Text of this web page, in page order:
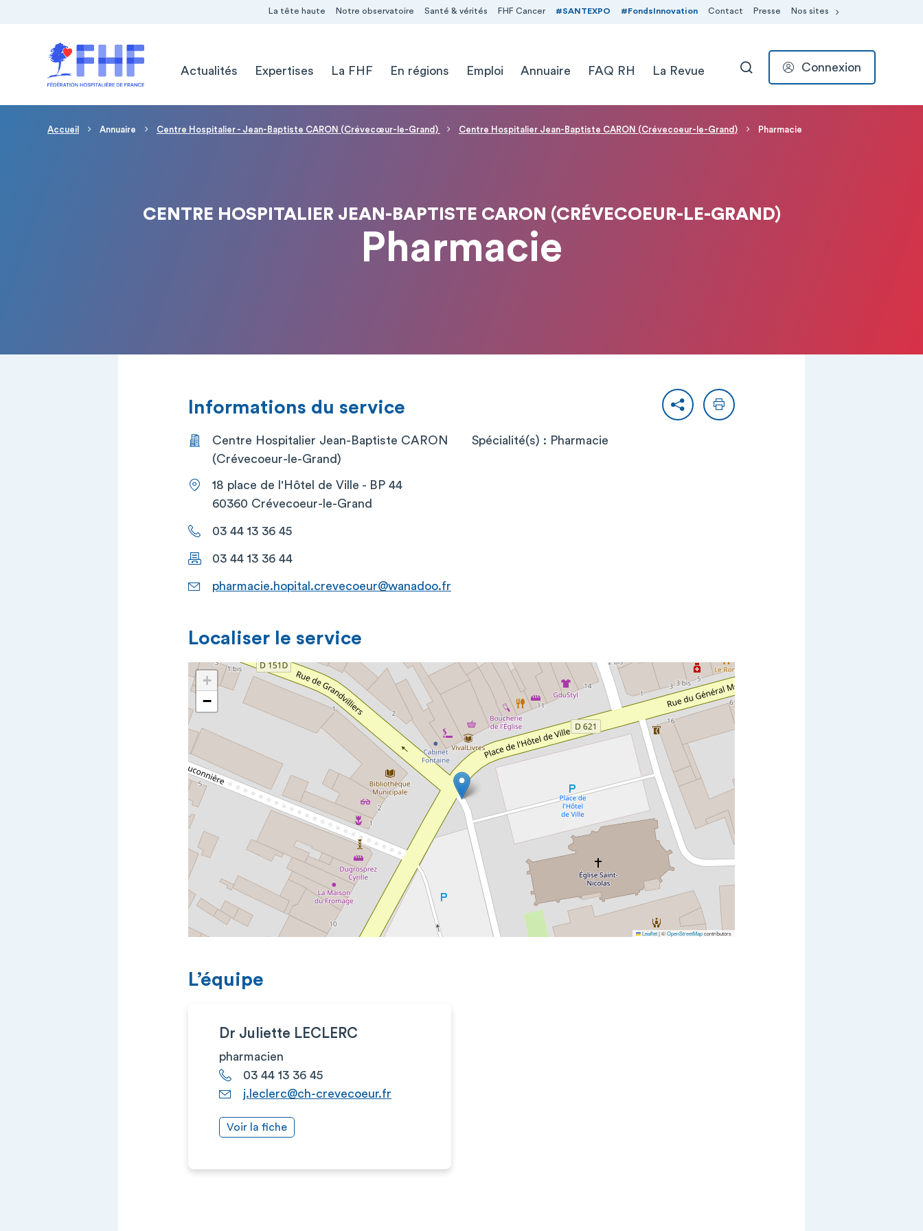
La tête haute Notre observatoire Santé & vérités FHF Cancer #SANTEXPO #FondsInnovation Contact Presse Nos sites
Actualités
Expertises La FHF En régions Emploi Annuaire FAQ RH La Revue RECHERCHER
Connexion
Fil d'Ariane
Accueil Annuaire Centre Hospitalier - Jean-Baptiste CARON (Crévecœur-le-Grand) Centre Hospitalier Jean-Baptiste CARON (Crévecoeur-le-Grand) Pharmacie
CENTRE HOSPITALIER JEAN-BAPTISTE CARON (CRÉVECOEUR-LE-GRAND)
Pharmacie
PartagerImprimer
Informations du service
Centre Hospitalier Jean-Baptiste CARON
(Crévecoeur-le-Grand)
18 place de l'Hôtel de Ville - BP 44
60360 Crévecoeur-le-Grand
03 44 13 36 45
03 44 13 36 44
pharmacie.hopital.crevecoeur@wanadoo.fr
Spécialité(s) : Pharmacie
Localiser le service
+
−
Leaflet|©OpenStreetMapcontributors
L’équipe
Dr Juliette LECLERC
pharmacien
03 44 13 36 45
j.leclerc@ch-crevecoeur.fr
Voir la fiche